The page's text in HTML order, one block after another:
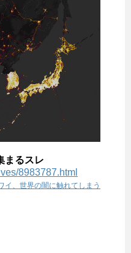
まるスレ
8983787.html
イ、世界の闇に触れてしまう